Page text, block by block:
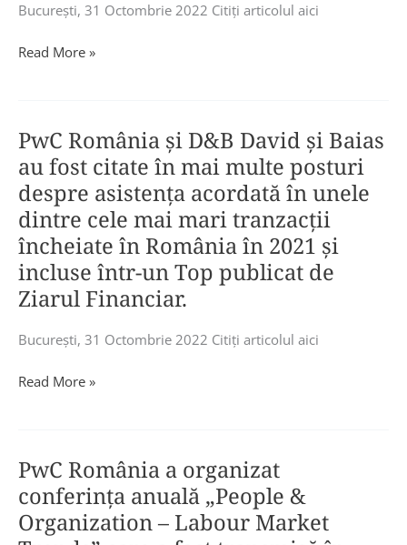
TLP,
Mitiriță,
Simion,
Partener
și
Dan
Dascălu,
Partener
D&B
David
și
vorbitorii
sunt
Președintele
ANAF
și
modifică
pentru
de
petrol
şi
gaze.
Sorin
David,
Managing
Partner
David
Baias,
în
ştiri.
Bucureşti, 31 Octombrie 2022 Citiţi articolul aici
Ana
D&B
David
și
Baias,
pentru
100
de
TOP
YOUNG
MANAGERS:
inovatoare
în
drept”.
Read More »
PwC România și D&B David și Baias
au fost citate în mai multe posturi
despre asistența acordată în unele
dintre cele mai mari tranzacții
încheiate în România în 2021 și
incluse într-un Top publicat de
Ziarul Financiar.
Bucureşti, 31 Octombrie 2022 Citiţi articolul aici
PwC
David
și
Baias
au
Read More »
PwC România a organizat
conferința anuală „People &
Organization – Labour Market